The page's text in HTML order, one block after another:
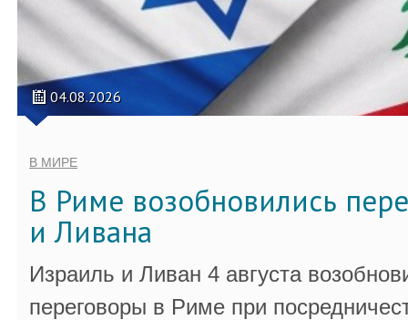
04.08.2026
В МИРЕ
В Риме возобновились
и Ливана
Израиль и Ливан 4 августа
переговоры в Риме при